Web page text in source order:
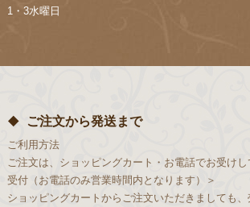
1・3水曜日
ご注文から発送まで
ご利用方法
ご注文は、ショッピングカート・お電話でお受け
受付（お電話のみ営業時間内となります）＞
ショッピングカートからご注文いただきましても